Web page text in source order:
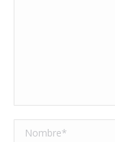
Nombre *